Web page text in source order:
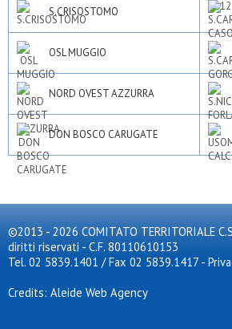
S.CRISOSTOMO
OSL MUGGIO
NORD OVEST AZZURRA
DON BOSCO CARUGATE
©2013 - 2026 COMITATO TERRITORIALE
diritti riservati - C.F. 80110610153
Tel. 02 5839.1401 / Fax 02 5839.1417 -
Credits: Aleide Web Agency